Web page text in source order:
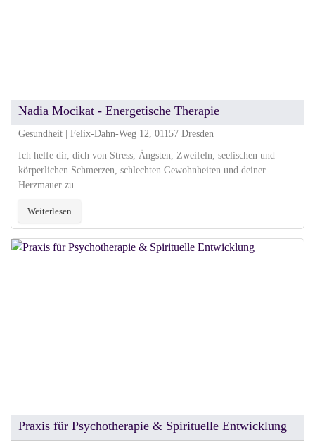
Nadia Mocikat - Energetische Therapie
Gesundheit | Felix-Dahn-Weg 12, 01157 Dresden
Ich helfe dir, dich von Stress, Ängsten, Zweifeln, seelischen und
körperlichen Schmerzen, schlechten Gewohnheiten und deiner
Herzmauer zu ...
Weiterlesen
Praxis für Psychotherapie & Spirituelle Entwicklung